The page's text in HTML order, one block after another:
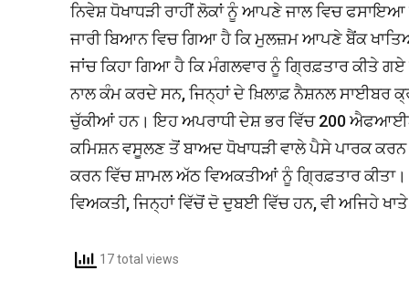
ਨਿਵੇਸ਼ ਧੋਖਾਧੜੀ ਰਾਹੀਂ ਲੋਕਾਂ ਨੂੰ ਆਪਣੇ ਜਾਲ ਵਿਚ
ਜਾਰੀ ਬਿਆਨ ਵਿਚ ਗਿਆ ਹੈ ਕਿ ਮੁਲਜ਼ਮ ਆਪਣੇ ਬੈਂਕ
ਜਾਂਚ ਕਿਹਾ ਗਿਆ ਹੈ ਕਿ ਮੰਗਲਵਾਰ ਨੂੰ ਗ੍ਰਿਫ਼ਤਾਰ ਕੀਤੇ
ਨਾਲ ਕੰਮ ਕਰਦੇ ਸਨ, ਜਿਨ੍ਹਾਂ ਦੇ ਖ਼ਿਲਾਫ਼ ਨੈਸ਼ਨਲ ਸਾਈਬਰ
ਚੁੱਕੀਆਂ ਹਨ। ਇਹ ਅਪਰਾਧੀ ਦੇਸ਼ ਭਰ ਵਿੱਚ 200
ਕਮਿਸ਼ਨ ਵਸੂਲਣ ਤੋਂ ਬਾਅਦ ਧੋਖਾਧੜੀ ਵਾਲੇ ਪੈਸੇ ਪਾਰਕ
ਕਰਨ ਵਿੱਚ ਸ਼ਾਮਲ ਅੱਠ ਵਿਅਕਤੀਆਂ ਨੂੰ ਗ੍ਰਿਫ਼ਤਾਰ
ਵਿਅਕਤੀ, ਜਿਨ੍ਹਾਂ ਵਿੱਚੋਂ ਦੋ ਦੁਬਈ ਵਿੱਚ ਹਨ, ਵੀ ਅਜਿਹੇ
17 total views